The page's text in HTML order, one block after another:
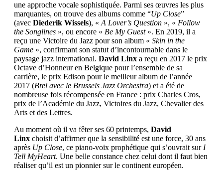
une approche vocale sophistiquée. Parmi ses œuvres les plus
marquantes, on trouve des albums comme “Up Close”
(avec Diederik Wissels), « A Lover’s Question », « Follow
the Songlines », ou encore « Be My Guest». En 2019, il a
reçu une Victoire du Jazz pour son album « Skin in the
Game », confirmant son statut d’incontournable dans le
paysage jazz international. David Linx a reçu en 2017 le prix
Octave d’Honneur en Belgique pour l’ensemble de sa
carrière, le prix Edison pour le meilleur album de l’année
2017 (Brel avec le Brussels Jazz Orchestra) et a été de
nombreuse fois récompensée en France : prix Charles Cros,
prix de l’Académie du Jazz, Victoires du Jazz, Chevalier des
Arts et des Lettres.
Au moment où il va fêter ses 60 printemps, David
Linx choisit d’affirmer que la sensibilité est une force, 30 ans
après Up Close, ce piano-voix prophétique qui s’ouvrait sur I
Tell MyHeart. Une belle constance chez celui dont il faut bien
réaliser qu’il est un pionnier sur le continent européen.